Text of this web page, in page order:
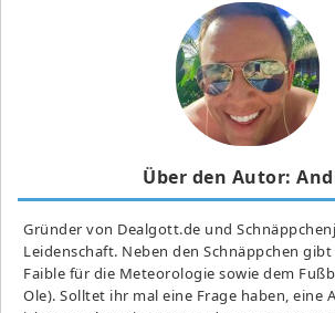
Über den Autor:
Gründer von Dealgott.de und
Leidenschaft. Neben den Schnäppchen
Fai­ble für die Meteorologie sowie dem
Ole). Solltet ihr mal eine Frage haben, eine